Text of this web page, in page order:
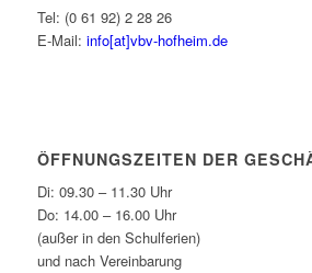
Tel: (0 61 92) 2 28 26
E-Mail: info[at]vbv-hofheim.de
ÖFFNUNGSZEITEN DER
Di: 09.30 – 11.30 Uhr
Do: 14.00 – 16.00 Uhr
(außer in den Schulferien)
und nach Vereinbarung